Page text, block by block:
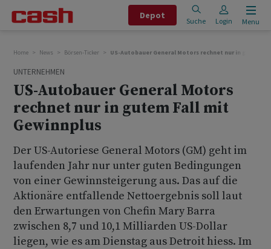
Depot
Suche Login Menu
Home News Börsen-Ticker US-Autobauer General Motors rechnet nur in gutem
UNTERNEHMEN
US-Autobauer General Motors
rechnet nur in gutem Fall mit
Gewinnplus
Der US-Autoriese General Motors (GM) geht im
laufenden Jahr nur unter guten Bedingungen
von einer Gewinnsteigerung aus. Das auf die
Aktionäre entfallende Nettoergebnis soll laut
den Erwartungen von Chefin Mary Barra
zwischen 8,7 und 10,1 Milliarden US-Dollar
liegen, wie es am Dienstag aus Detroit hiess. Im